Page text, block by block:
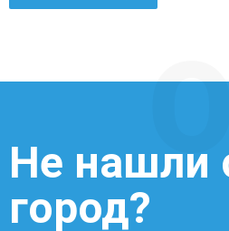
Не нашли
город?